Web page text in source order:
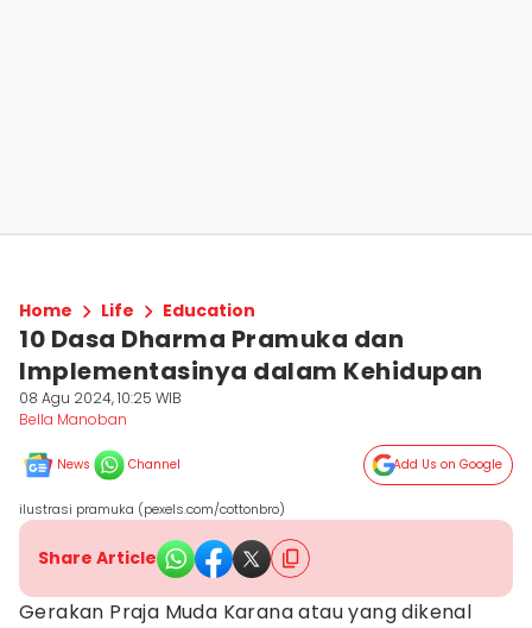
Home Life Education
10 Dasa Dharma Pramuka dan
Implementasinya dalam Kehidupan
08 Agu 2024, 10:25 WIB
Bella Manoban
News Channel Add Us on Google
ilustrasi pramuka (pexels.com/cottonbro)
Share Article
Gerakan Praja Muda Karana atau yang dikenal